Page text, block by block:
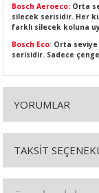
Bosch Aeroeco: Orta
silecek serisidir. Her
farklı silecek koluna
Bosch Eco: Orta
serisidir. Sadece
YORUMLAR
TAKSİT